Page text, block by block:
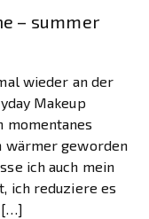
– summer
wieder an der
Makeup
momentanes
wärmer geworden
ich auch mein
ich reduziere es
[…]